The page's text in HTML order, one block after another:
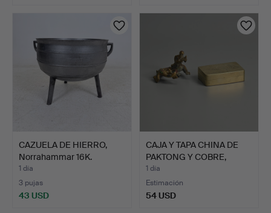
CAZUELA DE HIERRO,
Norrahammar 16K.
1 día
3 pujas
43 USD
CAJA Y TAPA CHINA DE
PAKTONG Y COBRE,
JUNT…
1 día
Estimación
54 USD